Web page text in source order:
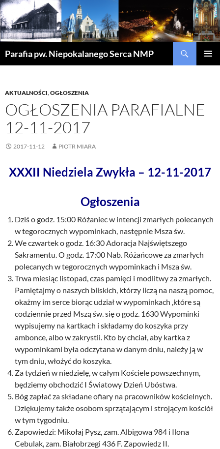
Parafia pw. Niepokalanego Serca NMP
AKTUALNOŚCI,OGŁOSZENIA
OGŁOSZENIA PARAFIALNE
12-11-2017
2017-11-12 PIOTR MIARA
XXXII Niedziela Zwykła – 12-11-2017
Ogłoszenia
Dziś o godz. 15:00 Różaniec w intencji zmarłych polecanych
w tegorocznych wypominkach, następnie Msza św.
We czwartek o godz. 16:30 Adoracja Najświętszego
Sakramentu. O godz. 17:00 Nab. Różańcowe za zmarłych
polecanych w tegorocznych wypominkach i Msza św.
Trwa miesiąc listopad, czas pamięci i modlitwy za zmarłych.
Pamiętajmy o naszych bliskich, którzy liczą na naszą pomoc,
okażmy im serce biorąc udział w wypominkach ,które są
codziennie przed Mszą św. się o godz. 1630 Wypominki
wypisujemy na kartkach i składamy do koszyka przy
ambonce, albo w zakrystii. Kto by chciał, aby kartka z
wypominkami była odczytana w danym dniu, należy ją w
tym dniu, włożyć do koszyka.
Za tydzień w niedzielę, w całym Kościele powszechnym,
będziemy obchodzić I Światowy Dzień Ubóstwa.
Bóg zapłać za składane ofiary na pracowników kościelnych.
Dziękujemy także osobom sprzątającym i strojącym kościół
w tym tygodniu.
Zapowiedzi: Mikołaj Pysz, zam. Albigowa 984 i Ilona
Cebulak, zam. Białobrzegi 436 F. Zapowiedz II.